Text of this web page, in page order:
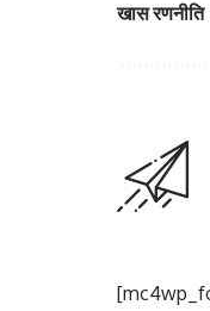
खास रणनीति